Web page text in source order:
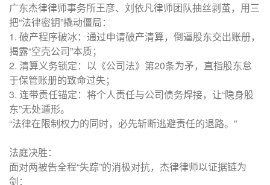
广东杰律律师事务所王彦、刘依凡律师团队抽丝剥茧，用三
把“法律密钥”撬动僵局：
1. 破产程序破冰：通过申请破产清算，倒逼股东交出账册，
揭露“空壳公司”本质；
2. 清算义务锁定：以《公司法》第20条为矛，直指股东怠
于保管账册的致命过失；
3. 连带责任锚定：将个人责任与公司债务焊接，让“隐身股
东”无处遁形。
“法律在限制权力的同时，必先斩断逃避责任的退路。”
法庭决胜：
面对两被告全程“失踪”的消极对抗，杰律律师以证据链为
剑：